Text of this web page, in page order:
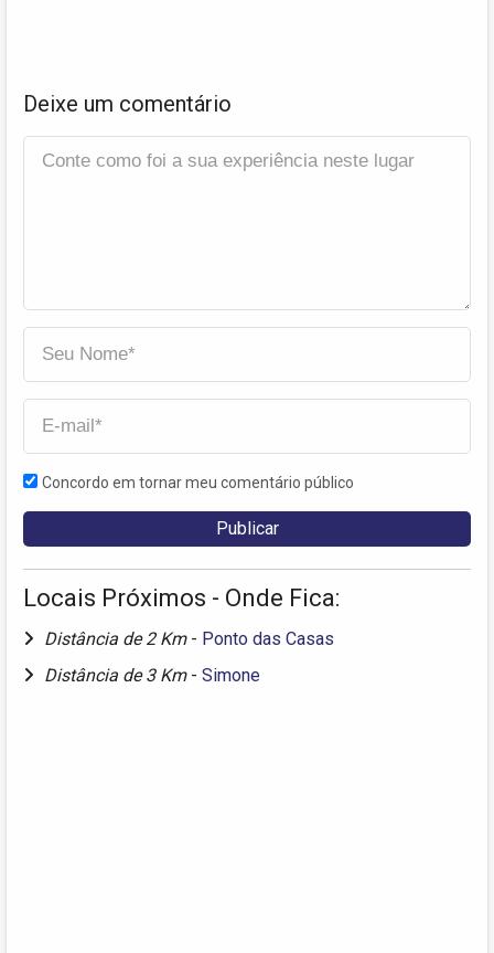
Deixe um comentário
Concordo em tornar meu comentário público
Locais Próximos - Onde Fica:
Distância de 2 Km - Ponto das Casas
Distância de 3 Km - Simone